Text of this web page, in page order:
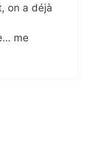
on a déjà
me